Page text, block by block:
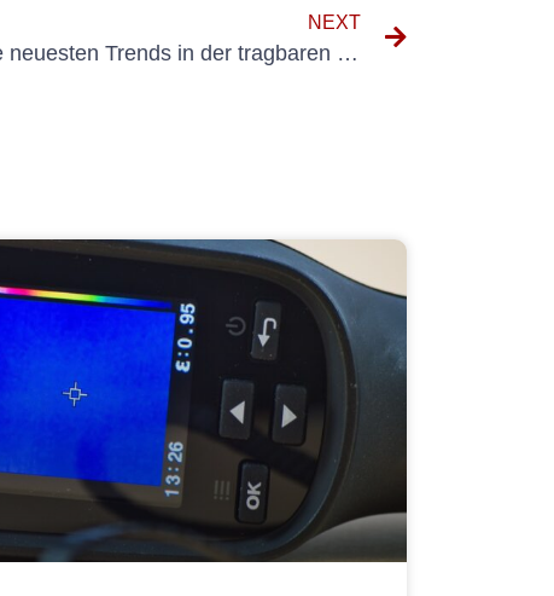
NEXT
Ein genauerer Blick auf die neuesten Trends in der tragbaren Technologie